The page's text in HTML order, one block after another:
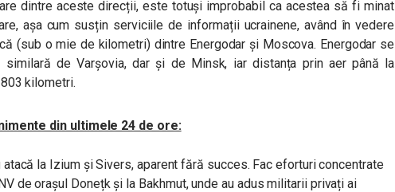
dintre aceste direcții, este totuși improbabil ca acestea să fi minat
așa cum susțin serviciile de informații ucrainene, având în vedere
(sub o mie de kilometri) dintre Energodar și Moscova. Energodar se
de Varșovia, dar și de Minsk, iar distanța prin aer până la
kilometri.
din ultimele 24 de ore:
atacă la Izium și Sivers, aparent fără succes. Fac eforturi concentrate
de orașul Donețk și la Bakhmut, unde au adus militarii privați ai